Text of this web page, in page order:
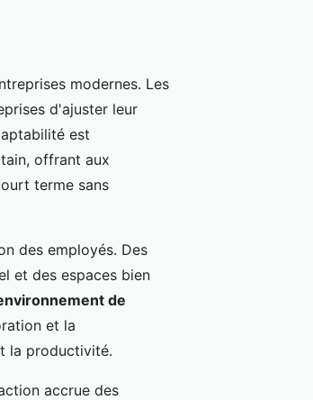
modernes. Les
d'ajuster leur
est
offrant aux
terme sans
des employés. Des
et des espaces bien
de
et la
la productivité.
accrue des